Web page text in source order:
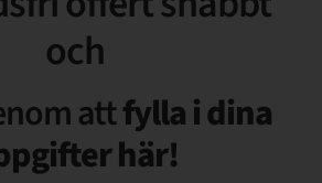
och
attfylla i dina
här!